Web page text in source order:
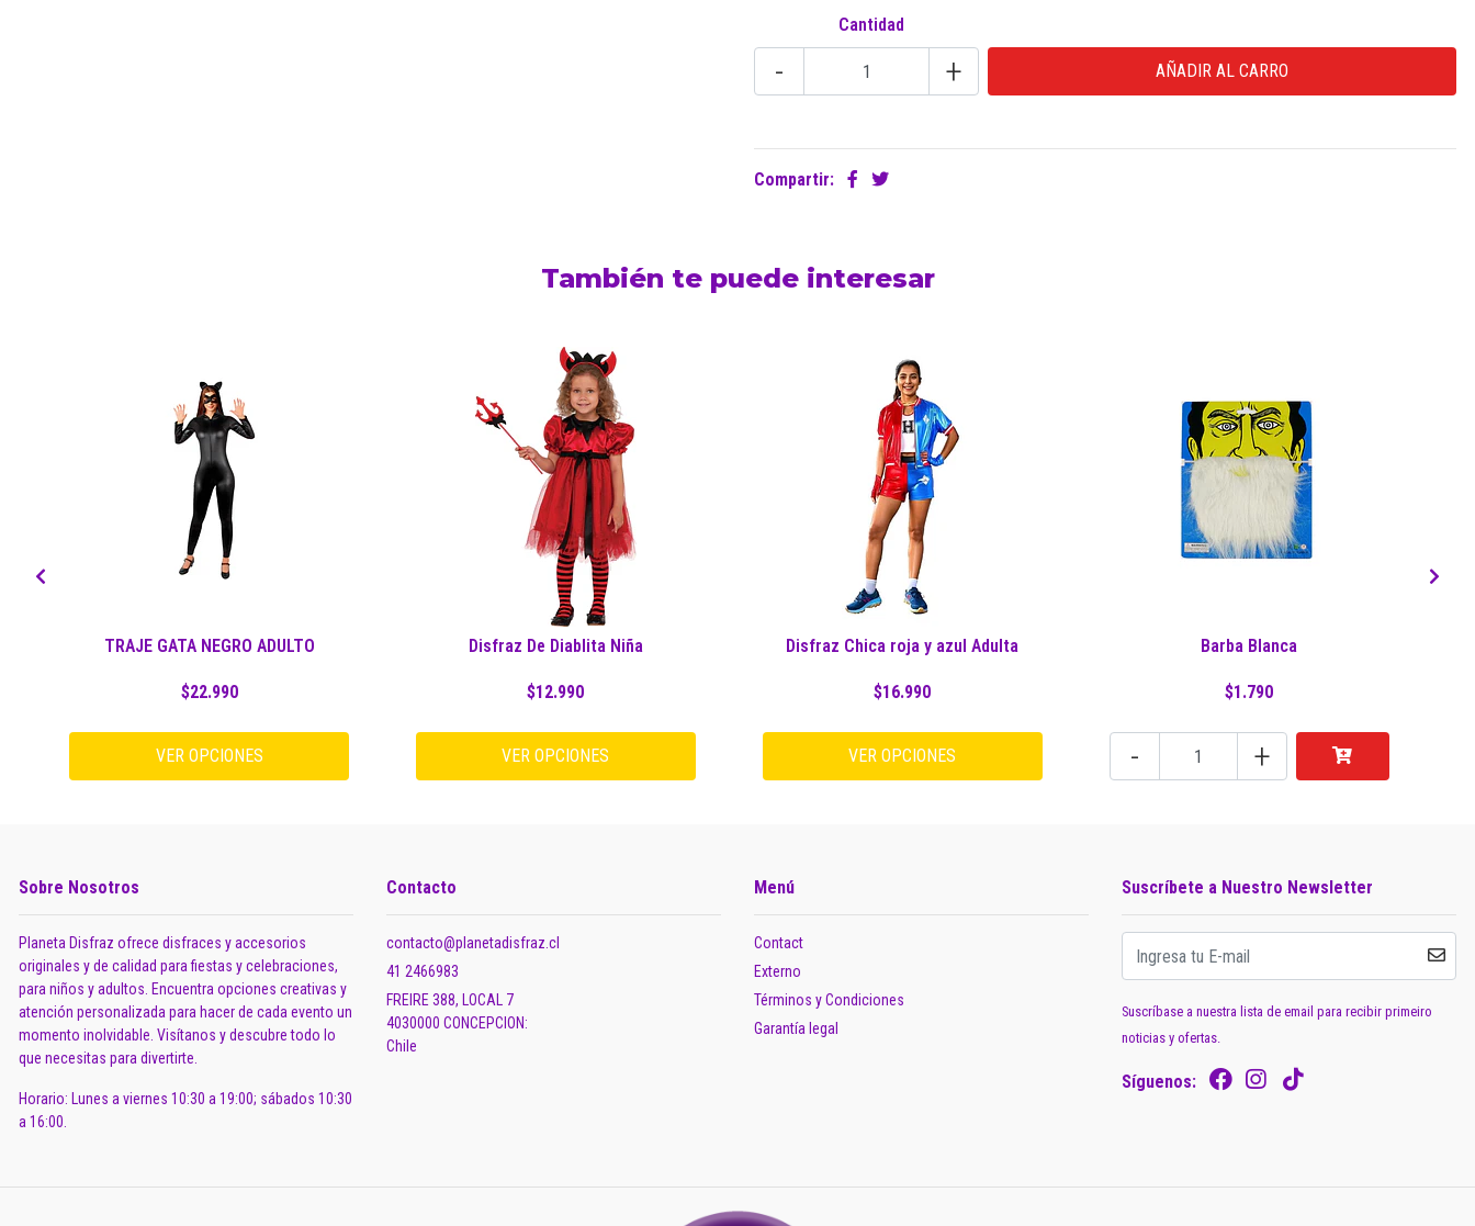
Cantidad
- +
Compartir:
También te puede interesar
TRAJE GATA NEGRO ADULTO
$22.990
VER OPCIONES
Disfraz De Diablita Niña
$12.990
VER OPCIONES
Disfraz Chica roja y azul Adulta
$16.990
VER OPCIONES
Barba Blanca
$1.790
- +
Sobre Nosotros
Planeta Disfraz ofrece disfraces y accesorios
originales y de calidad para fiestas y celebraciones,
para niños y adultos. Encuentra opciones creativas y
atención personalizada para hacer de cada evento un
momento inolvidable. Visítanos y descubre todo lo
que necesitas para divertirte.
Horario: Lunes a viernes 10:30 a 19:00; sábados 10:30
a 16:00.
Contacto
contacto@planetadisfraz.cl
41 2466983
FREIRE 388, LOCAL 7
4030000 CONCEPCION:
Chile
Menú
Contact
Externo
Términos y Condiciones
Garantía legal
Suscríbete a Nuestro Newsletter
Suscríbase a nuestra lista de email para recibir primeiro
noticias y ofertas.
Síguenos: